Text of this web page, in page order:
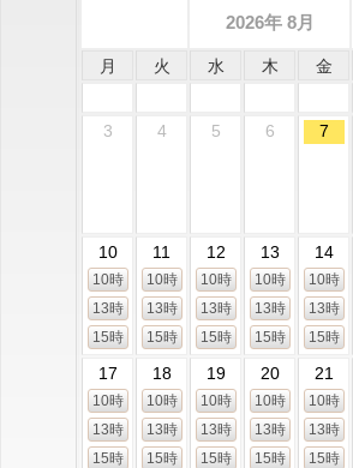
2026年 8月
月 火 水 木 金
3
4 5 6 7
10
10時
13時
15時
11
10時
13時
15時
12
10時
13時
15時
13
10時
13時
15時
14
10時
13時
15時
17
10時
13時
15時
18
10時
13時
15時
19
10時
13時
15時
20
10時
13時
15時
21
10時
13時
15時